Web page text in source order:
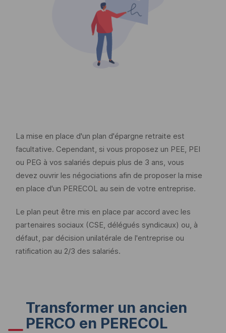
La mise en place d'un plan d'épargne retraite est
facultative. Cependant, si vous proposez un PEE, PEI
ou PEG à vos salariés depuis plus de 3 ans, vous
devez ouvrir les négociations afin de proposer la mise
en place d'un PERECOL au sein de votre entreprise.
Le plan peut être mis en place par accord avec les
partenaires sociaux (CSE, délégués syndicaux) ou, à
défaut, par décision unilatérale de l'entreprise ou
ratification au 2/3 des salariés.
Transformer un ancien
PERCO en PERECOL